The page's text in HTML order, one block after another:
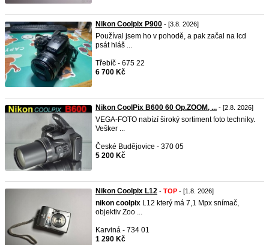
Nikon Coolpix P900 - [3.8. 2026]
Používal jsem ho v pohodě, a pak začal na lcd
psát hláš ...
Třebíč - 675 22
6 700 Kč
Nikon CoolPix B600 60 Op.ZOOM, ... - [2.8. 2026]
VEGA-FOTO nabízí široký sortiment foto techniky.
Vešker ...
České Budějovice - 370 05
5 200 Kč
Nikon Coolpix L12 - TOP - [1.8. 2026]
nikon coolpix L12 který má 7,1 Mpx snímač,
objektiv Zoo ...
Karviná - 734 01
1 290 Kč